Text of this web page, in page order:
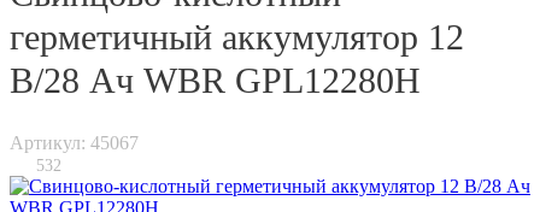
герметичный аккумулятор 12
В/28 Ач WBR GPL12280H
Артикул: 45067
532